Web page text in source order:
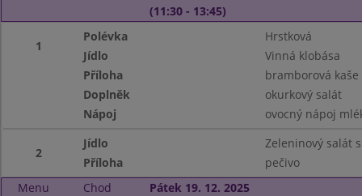
(11:30 - 13:45)
1
Polévka
Hrstková
Jídlo
Vinná klobása
Příloha
bramborová kaše
Doplněk
okurkový salát
Nápoj
ovocný nápoj
2
Jídlo
Zeleninový salát
Příloha
pečivo
Menu
Chod
Pátek 19. 12. 2025